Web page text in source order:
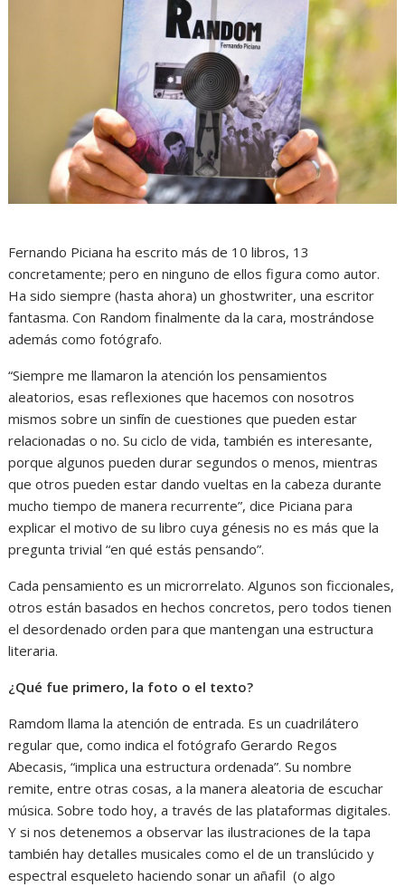
Fernando Piciana ha escrito más de 10 libros, 13
concretamente; pero en ninguno de ellos figura como autor.
Ha sido siempre (hasta ahora) un ghostwriter, una escritor
fantasma. Con Random finalmente da la cara, mostrándose
además como fotógrafo.
“Siempre me llamaron la atención los pensamientos
aleatorios, esas reflexiones que hacemos con nosotros
mismos sobre un sinfín de cuestiones que pueden estar
relacionadas o no. Su ciclo de vida, también es interesante,
porque algunos pueden durar segundos o menos, mientras
que otros pueden estar dando vueltas en la cabeza durante
mucho tiempo de manera recurrente”, dice Piciana para
explicar el motivo de su libro cuya génesis no es más que la
pregunta trivial “en qué estás pensando”.
Cada pensamiento es un microrrelato. Algunos son ficcionales,
otros están basados en hechos concretos, pero todos tienen
el desordenado orden para que mantengan una estructura
literaria.
¿Qué fue primero, la foto o el texto?
Ramdom llama la atención de entrada. Es un cuadrilátero
regular que, como indica el fotógrafo Gerardo Regos
Abecasis, “implica una estructura ordenada”. Su nombre
remite, entre otras cosas, a la manera aleatoria de escuchar
música. Sobre todo hoy, a través de las plataformas digitales.
Y si nos detenemos a observar las ilustraciones de la tapa
también hay detalles musicales como el de un translúcido y
espectral esqueleto haciendo sonar un añafil (o algo